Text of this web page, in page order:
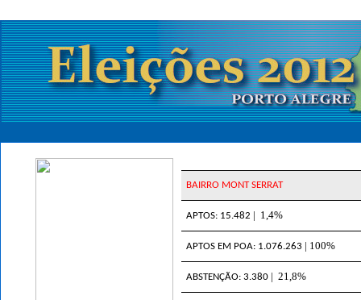
BAIRRO MONT SERRAT
APTOS: 15.482 | 1,4%
APTOS EM POA: 1.076.263 | 100%
ABSTENÇÃO: 3.380 | 21,8%